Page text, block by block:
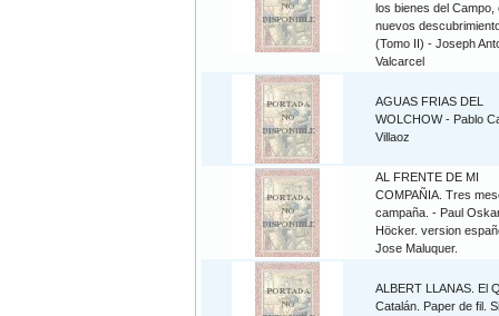
los bienes del Campo,
nuevos
(Tomo II) - Joseph
Valcarcel
AGUAS FRIAS DEL
WOLCHOW - Pablo
Villaoz
AL FRENTE DE MI
COMPAÑIA. Tres
campaña. - Paul
Höcker. version
Jose Maluquer.
ALBERT LLANAS. El
Catalán. Paper de fil.